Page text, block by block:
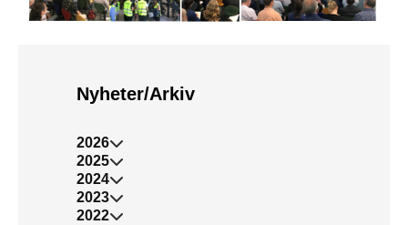
Nyheter/Arkiv
2026
2025
2024
2023
2022